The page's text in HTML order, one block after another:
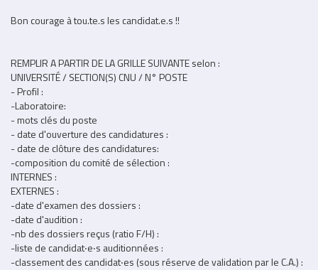
Bon courage à tou.te.s les candidat.e.s !!
REMPLIR A PARTIR DE LA GRILLE SUIVANTE selon :
UNIVERSITÉ / SECTION(S) CNU / N° POSTE
- Profil :
-Laboratoire:
- mots clés du poste
- date d'ouverture des candidatures :
- date de clôture des candidatures:
-composition du comité de sélection :
INTERNES :
EXTERNES :
-date d'examen des dossiers :
-date d'audition :
-nb des dossiers reçus (ratio F/H) :
-liste de candidat‧e‧s auditionnées :
-classement des candidat‧es (sous réserve de validation par le C.A.) :